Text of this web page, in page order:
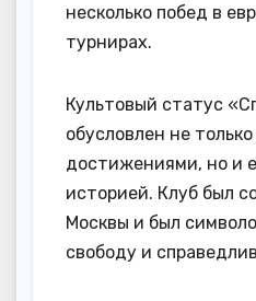
несколько побед в
турнирах.
Культовый статус
обусловлен не
достижениями, но и
историей. Клуб был
Москвы и был
свободу и